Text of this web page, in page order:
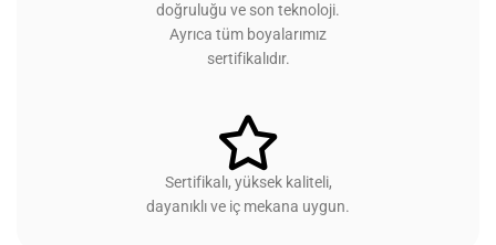
doğruluğu ve son teknoloji.
Ayrıca tüm boyalarımız
sertifikalıdır.
Sertifikalı, yüksek kaliteli,
dayanıklı ve iç mekana uygun.